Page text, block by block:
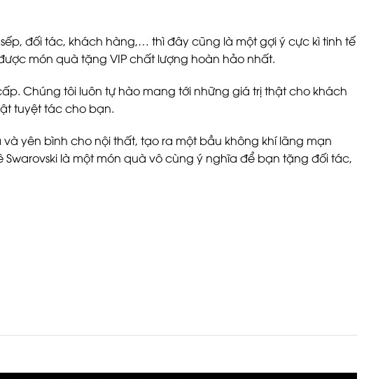
đối tác, khách hàng,… thì đây cũng là một gợi ý cực kì tinh tế
món quà tặng VIP chất lượng hoàn hảo nhất.
Chúng tôi luôn tự hào mang tới những giá trị thật cho khách
tuyệt tác cho bạn.
yên bình cho nội thất, tạo ra một bầu không khí lãng mạn
là một món quà vô cùng ý nghĩa để bạn tặng đối tác,